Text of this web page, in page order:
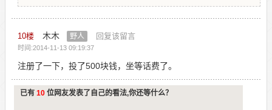
10楼 木木 野人 回复该留言
时间:2014-11-13 09:19:37
注册了一下，投了500块钱，坐等话费了。
已有10 位网友发表了自己的看法,你还等什么？